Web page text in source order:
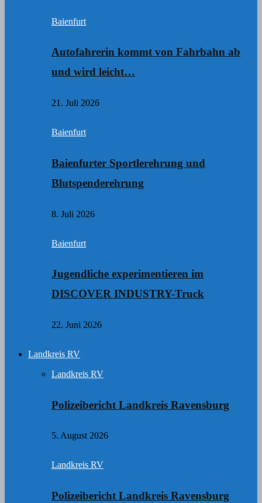
Baienfurt
Autofahrerin kommt von Fahrbahn ab
und wird leicht…
21. Juli 2026
Baienfurt
Baienfurter Sportlerehrung und
Blutspenderehrung
8. Juli 2026
Baienfurt
Jugendliche experimentieren im
DISCOVER INDUSTRY-Truck
22. Juni 2026
Landkreis RV
Landkreis RV
Polizeibericht Landkreis Ravensburg
5. August 2026
Landkreis RV
Polizeibericht Landkreis Ravensburg